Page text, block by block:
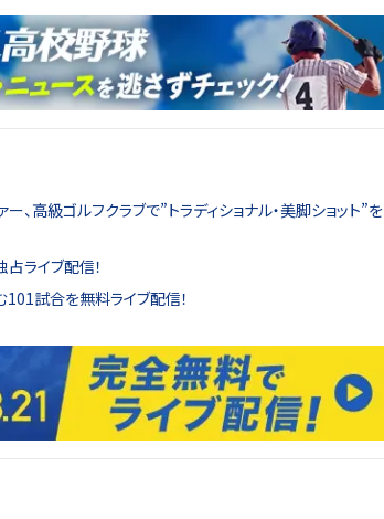
、高級ゴルフクラブで”トラディショナル・美脚ショット”を
ライブ配信！
試合を無料ライブ配信！